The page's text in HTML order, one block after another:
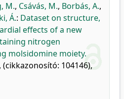
M., Csávás, M., Borbás, A.,
Á.: Dataset on structure,
effects of a new
nitrogen
molsidomine moiety.
(cikkazonosító: 104146),